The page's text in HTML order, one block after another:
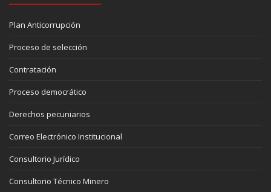
Plan Anticorrupción
Proceso de selección
Contratación
Proceso democrático
Derechos pecuniarios
Correo Electrónico Institucional
Consultorio Jurídico
Consultorio Técnico Minero